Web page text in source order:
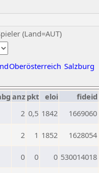
(Land=AUT)
Oberösterreich Salzburg
anz pkt eloi fideid
2 0,5 1842 1669060
2 1 1852 1628054
0 0 0 530014018